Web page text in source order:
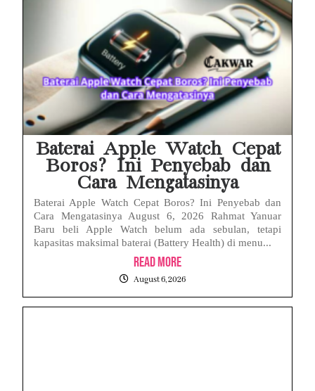
Baterai Apple Watch Cepat
Boros? Ini Penyebab dan
Cara Mengatasinya
Baterai Apple Watch Cepat Boros? Ini Penyebab dan
Cara Mengatasinya August 6, 2026 Rahmat Yanuar
Baru beli Apple Watch belum ada sebulan, tetapi
kapasitas maksimal baterai (Battery Health) di menu...
Read More
August 6, 2026